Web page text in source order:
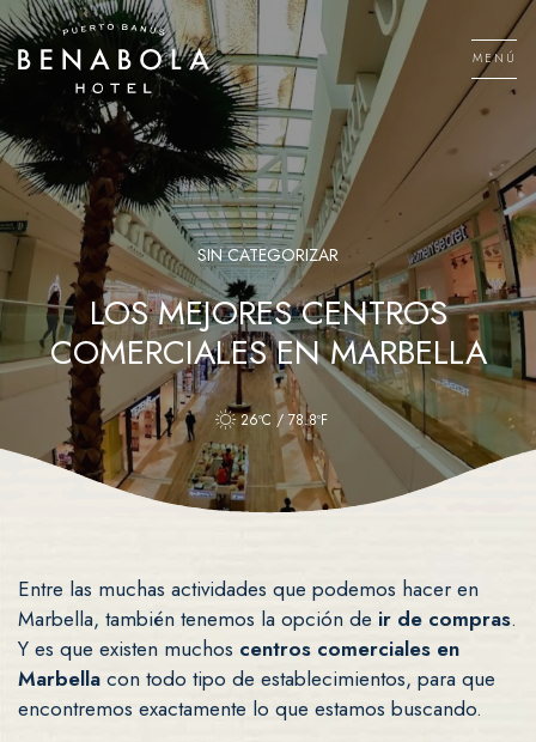
Saltar
al
contenido
MENÚ
SIN CATEGORIZAR
LOS MEJORES CENTROS
COMERCIALES EN MARBELLA
26ºC / 78.8ºF
Entre las muchas actividades que podemos hacer en
Marbella, también tenemos la opción de ir de compras.
Y es que existen muchos centros comerciales en
Marbella con todo tipo de establecimientos, para que
encontremos exactamente lo que estamos buscando.